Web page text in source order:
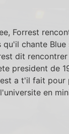
Forrest
chante
dit
president de
a t'il fait pour
en